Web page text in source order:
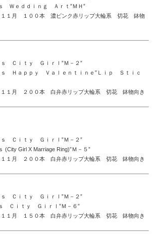
ｄｉｎｇ Ａｒｔ”ＭＨ”
１１月 １００本 濃ピンク赤リップ大輪系 切花 鉢物
ｙ Ｇｉｒｌ”Ｍ－２”
ｙ Ｖａｌｅｎｔｉｎｅ”Ｌｉｐ Ｓｔｉｃ
１１月 ２００本 白弁赤リップ大輪系 切花 鉢物向き
ｙ Ｇｉｒｌ”Ｍ－２”
X Marriage Ring)”Ｍ－５”
１１月 ２００本 白弁赤リップ大輪系 切花 鉢物向き
ｙ Ｇｉｒｌ”Ｍ－２”
ｙ Ｇｉｒｌ”Ｍ－６”
１１月 １５０本 白弁赤リップ大輪系 切花 鉢物向き